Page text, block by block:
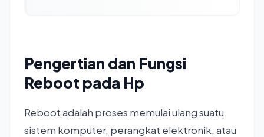
Pengertian dan Fungsi
Reboot pada Hp
Reboot adalah proses memulai ulang suatu
sistem komputer, perangkat elektronik, atau